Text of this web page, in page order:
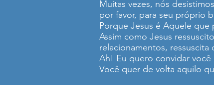
Muitas vezes, nós
por favor, para seu próprio
Porque Jesus é Aquele que
Assim como Jesus
relacionamentos,
Ah! Eu quero convidar
Você quer de volta aquilo